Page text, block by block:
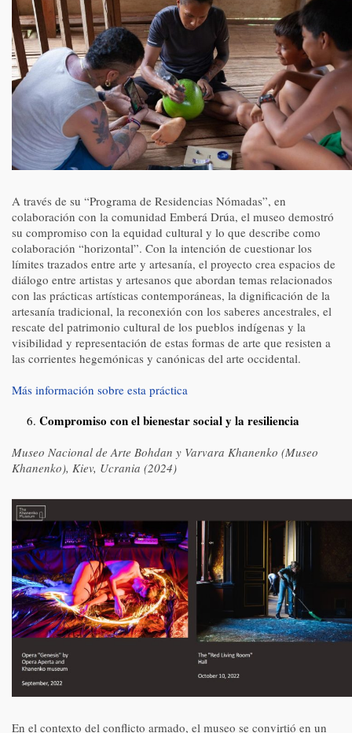
A través de su “Programa de Residencias Nómadas”, en
colaboración con la comunidad Emberá Drúa, el museo demostró
su compromiso con la equidad cultural y lo que describe como
colaboración “horizontal”. Con la intención de cuestionar los
límites trazados entre arte y artesanía, el proyecto crea espacios de
diálogo entre artistas y artesanos que abordan temas relacionados
con las prácticas artísticas contemporáneas, la dignificación de la
artesanía tradicional, la reconexión con los saberes ancestrales, el
rescate del patrimonio cultural de los pueblos indígenas y la
visibilidad y representación de estas formas de arte que resisten a
las corrientes hegemónicas y canónicas del arte occidental.
Más información sobre esta práctica
Compromiso con el bienestar social y la resiliencia
Museo Nacional de Arte Bohdan y Varvara Khanenko (Museo
Khanenko), Kiev, Ucrania (2024)
En el contexto del conflicto armado, el museo se convirtió en un